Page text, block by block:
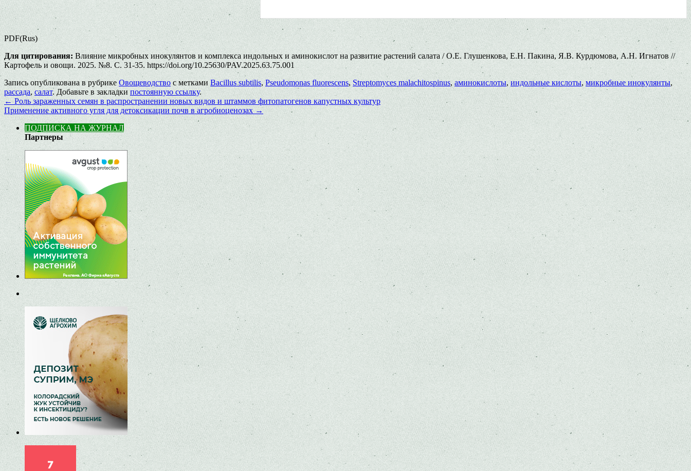
PDF(Rus)
Для цитирования: Влияние микробных инокулянтов и комплекса индольных и аминокислот на развитие растений салата / О.Е. Глушенкова, Е.Н. Пакина, Я.В. Курдюмова, А.Н. Игнатов //
Картофель и овощи. 2025. №8. С. 31-35. https://doi.org/10.25630/PAV.2025.63.75.001
Запись опубликована в рубрике Овощеводствос метками Bacillus subtilis, Pseudomonas fluorescens, Streptomyces malachitospinus,аминокислоты, индольные кислоты,микробные инокулянты,
рассада, салат. Добавьте в закладкипостоянную ссылку.
← Роль зараженных семян в распространении новых видов и штаммов фитопатогенов капустных культур
Применение активного угля для детоксикации почв в агробиоценозах→
ПОДПИСКА НА ЖУРНАЛ
Партнеры